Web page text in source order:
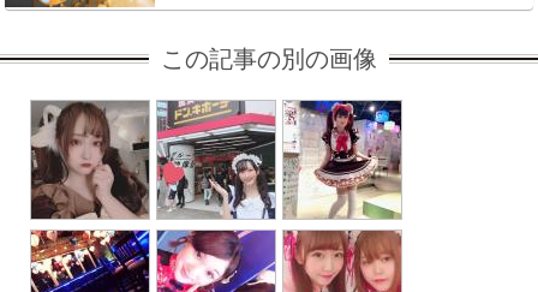
この記事の別の画像